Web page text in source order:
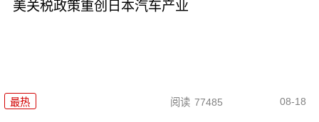
美关税政策重创日本汽车产业
最热 阅读 77485 08-18